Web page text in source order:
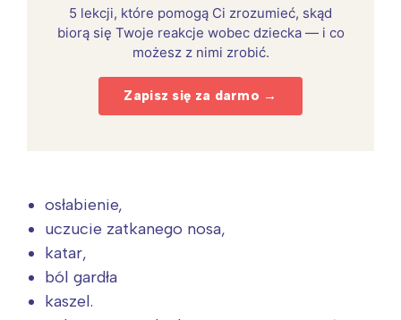
5 lekcji, które pomogą Ci zrozumieć, skąd
biorą się Twoje reakcje wobec dziecka — i co
możesz z nimi zrobić.
Zapisz się za darmo →
osłabienie,
uczucie zatkanego nosa,
katar,
ból gardła
kaszel.